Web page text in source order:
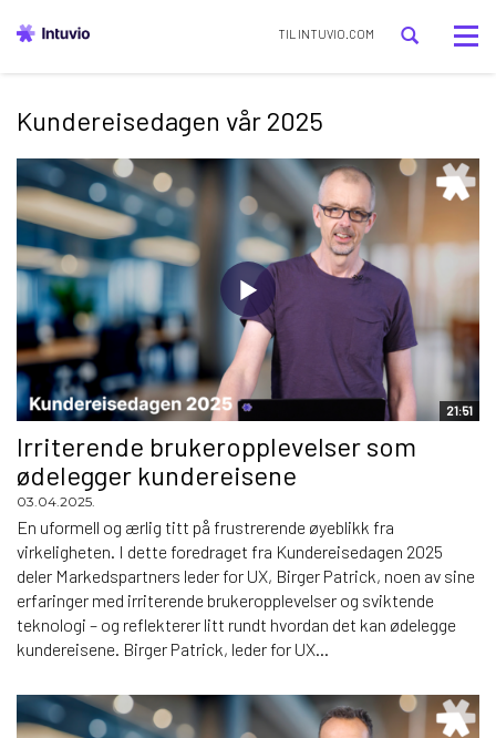
TIL INTUVIO.COM
Kundereisedagen vår 2025
21:51
Irriterende brukeropplevelser som
ødelegger kundereisene
03.04.2025.
En uformell og ærlig titt på frustrerende øyeblikk fra
virkeligheten. I dette foredraget fra Kundereisedagen 2025
deler Markedspartners leder for UX, Birger Patrick, noen av sine
erfaringer med irriterende brukeropplevelser og sviktende
teknologi – og reflekterer litt rundt hvordan det kan ødelegge
kundereisene. Birger Patrick, leder for UX...